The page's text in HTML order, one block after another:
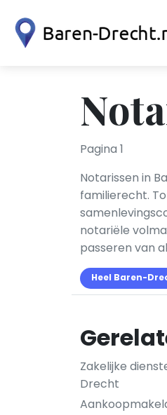
Pagina 1
Notarissen in
familierecht.
notariële
passeren van
Heel Baren-
Zakelijke
Drecht